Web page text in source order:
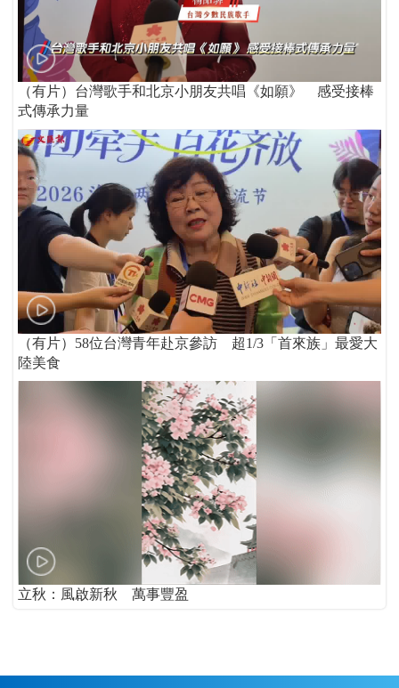
（有片）台灣歌手和北京小朋友共唱《如願》 感受接棒
式傳承力量
（有片）58位台灣青年赴京參訪 超1/3「首來族」最愛大
陸美食
立秋：風啟新秋 萬事豐盈